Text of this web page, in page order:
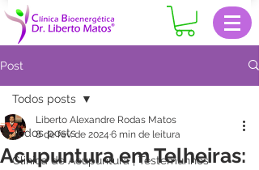
Post
Todos posts
Clinica de Acupuntura | Testemunhos
Todos posts
Acupuntura em Telheiras:
Liberto Alexandre Rodas Matos
8 de fev. de 2024 6 min de leitura